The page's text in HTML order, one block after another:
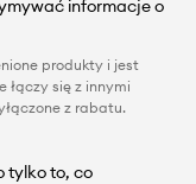
informacje o
produkty i jest
łączy się z innymi
z rabatu.
tylko to, co